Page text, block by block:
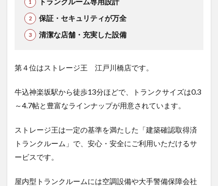
保証・セキュリティが万全
清潔な店舗・充実した設備
第４位はストレージ王 江戸川橋店です。
牛込神楽坂駅から徒歩13分ほどで、トランクサイズは0.3
～4.7帖と豊富なラインナップが用意されています。
ストレージ王は一定の基準を満たした「建築確認取得済
トランクルーム」で、安心・安全にご利用いただけるサ
ービスです。
屋内型トランクルームには空調設備や大手警備保障会社